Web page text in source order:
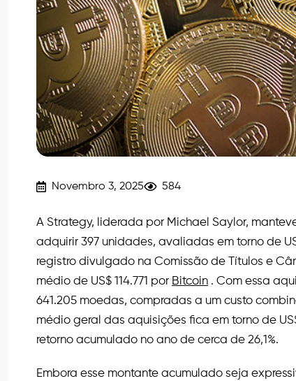
Novembro 3, 2025 584
A Strategy, liderada por Michael Saylor,
adquirir 397 unidades, avaliadas em torno de
registro divulgado na Comissão de Títulos e
médio de US$ 114.771 por Bitcoin . Com essa
641.205 moedas, compradas a um custo
médio geral das aquisições fica em torno de
retorno acumulado no ano de cerca de 26,1%.
Embora esse montante acumulado seja